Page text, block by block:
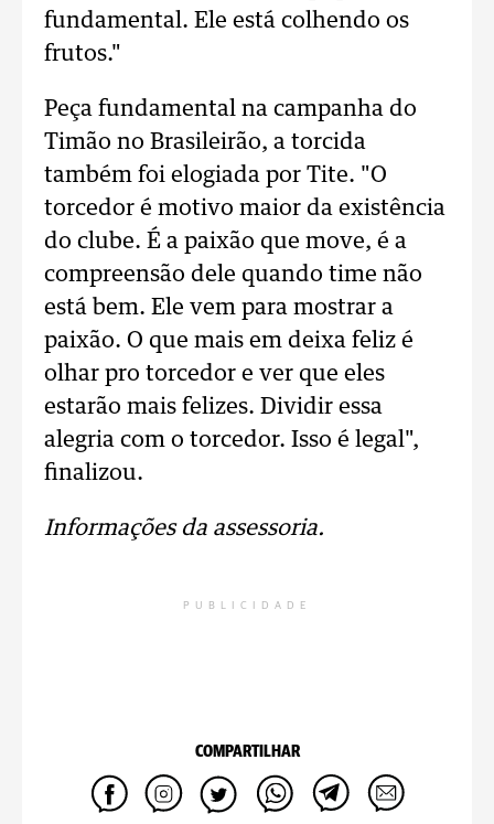
fundamental. Ele está colhendo os
frutos."
Peça fundamental na campanha do
Timão no Brasileirão, a torcida
também foi elogiada por Tite. "O
torcedor é motivo maior da existência
do clube. É a paixão que move, é a
compreensão dele quando time não
está bem. Ele vem para mostrar a
paixão. O que mais em deixa feliz é
olhar pro torcedor e ver que eles
estarão mais felizes. Dividir essa
alegria com o torcedor. Isso é legal",
finalizou.
Informações da assessoria.
PUBLICIDADE
COMPARTILHAR